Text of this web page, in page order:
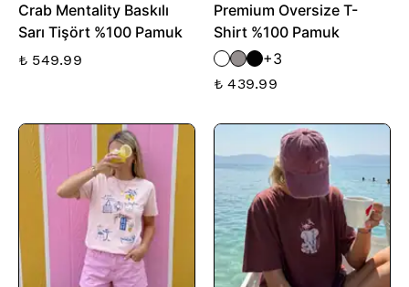
Crab Mentality Baskılı
Sarı Tişört %100 Pamuk
₺ 549.99
Premium Oversize T-
Shirt %100 Pamuk
+3
₺ 439.99